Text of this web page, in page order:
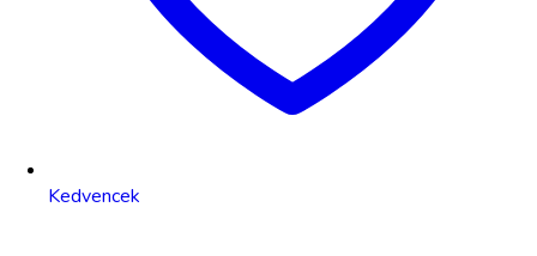
Kedvencek